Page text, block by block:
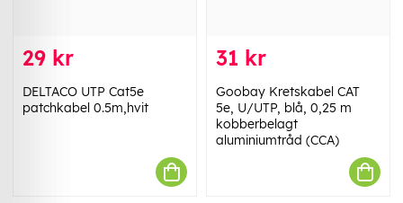
29 kr
DELTACO UTP Cat5e
patchkabel 0.5m,hvit
31 kr
Goobay Kretskabel CAT
5e, U/UTP, blå, 0,25 m
kobberbelagt
aluminiumtråd (CCA)